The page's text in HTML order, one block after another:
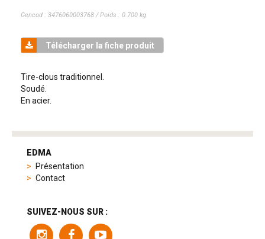
Gencod : 3476060003768 / Poids : 0.700 kg
Télécharger la fiche produit
Tire-clous traditionnel.
Soudé.
En acier.
tag
product
EDMA
Présentation
Contact
SUIVEZ-NOUS SUR :